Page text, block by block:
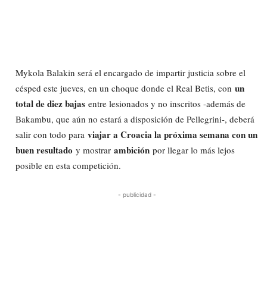
Mykola Balakin será el encargado de impartir justicia sobre el
césped este jueves, en un choque donde el Real Betis, con un
total de diez bajas entre lesionados y no inscritos -además de
Bakambu, que aún no estará a disposición de Pellegrini-, deberá
salir con todo para viajar a Croacia la próxima semana con un
buen resultado y mostrar ambición por llegar lo más lejos
posible en esta competición.
- publicidad -